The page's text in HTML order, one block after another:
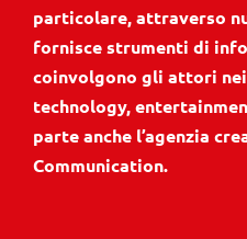
particolare, attraverso
fornisce strumenti di
coinvolgono gli attori
technology,
parte anche l’agenzia
Communication.